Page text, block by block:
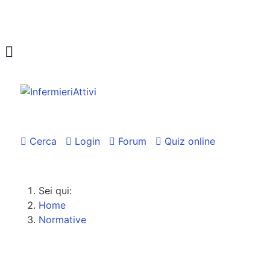
Cerca Login Forum Quiz online
Sei qui:
Home
Normative